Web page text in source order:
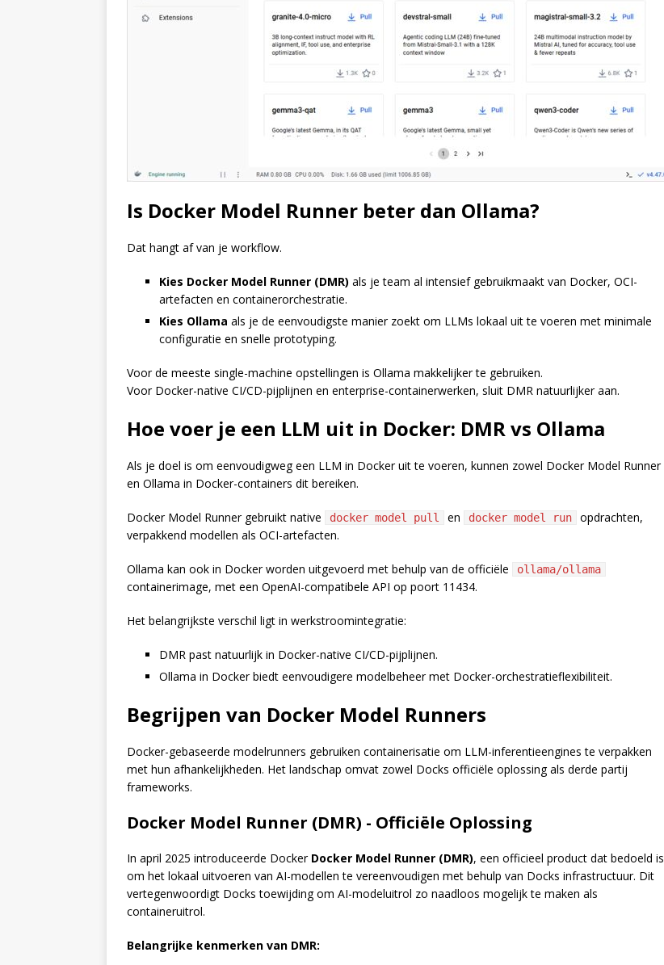
Is Docker Model Runner beter dan Ollama?
Dat hangt af van je workflow.
Kies Docker Model Runner (DMR) als je team al intensief gebruikmaakt van Docker, OCI-
artefacten en containerorchestratie.
Kies Ollama als je de eenvoudigste manier zoekt om LLMs lokaal uit te voeren met minimale
configuratie en snelle prototyping.
Voor de meeste single-machine opstellingen is Ollama makkelijker te gebruiken.
Voor Docker-native CI/CD-pijplijnen en enterprise-containerwerken, sluit DMR natuurlijker aan.
Hoe voer je een LLM uit in Docker: DMR vs Ollama
Als je doel is om eenvoudigweg een LLM in Docker uit te voeren, kunnen zowel Docker Model Runner
en Ollama in Docker-containers dit bereiken.
Docker Model Runner gebruikt native docker model pull en docker model run
opdrachten,
verpakkend modellen als OCI-artefacten.
Ollama kan ook in Docker worden uitgevoerd met behulp van de officiële ollama/ollama
containerimage, met een OpenAI-compatibele API op poort 11434.
Het belangrijkste verschil ligt in werkstroomintegratie:
DMR past natuurlijk in Docker-native CI/CD-pijplijnen.
Ollama in Docker biedt eenvoudigere modelbeheer met Docker-orchestratieflexibiliteit.
Begrijpen van Docker Model Runners
Docker-gebaseerde modelrunners gebruiken containerisatie om LLM-inferentieengines te verpakken
met hun afhankelijkheden. Het landschap omvat zowel Docks officiële oplossing als derde partij
frameworks.
Docker Model Runner (DMR) - Officiële Oplossing
In april 2025 introduceerde Docker Docker Model Runner (DMR), een officieel product dat bedoeld is
om het lokaal uitvoeren van AI-modellen te vereenvoudigen met behulp van Docks infrastructuur. Dit
vertegenwoordigt Docks toewijding om AI-modeluitrol zo naadloos mogelijk te maken als
containeruitrol.
Belangrijke kenmerken van DMR: